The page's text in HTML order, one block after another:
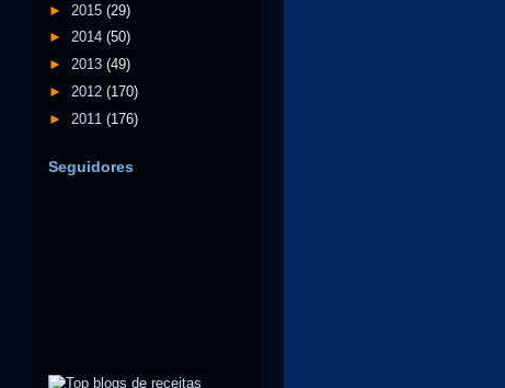
► 2015 (29)
► 2014 (50)
► 2013 (49)
► 2012 (170)
► 2011 (176)
Seguidores